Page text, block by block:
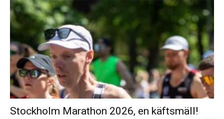
Stockholm Marathon 2026, en käftsmäll!